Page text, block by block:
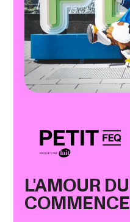
L'AMOUR